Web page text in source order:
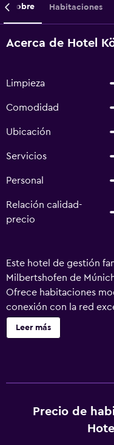
Sobre Habitaciones
Acerca de Hotel
Limpieza
Comodidad
Ubicación
Servicios
Personal
Relación calidad-
precio
Este hotel de gestión
Milbertshofen de
Ofrece habitaciones
conexión con la red
al centro de la ciudad.
habitaciones amplias
a la famosa plaza
Leer más
Precio de